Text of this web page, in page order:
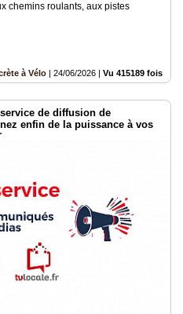
chemins roulants, aux pistes
à Vélo | 24/06/2026 | Vu 415189 fois
de diffusion de
enfin de la puissance à vos